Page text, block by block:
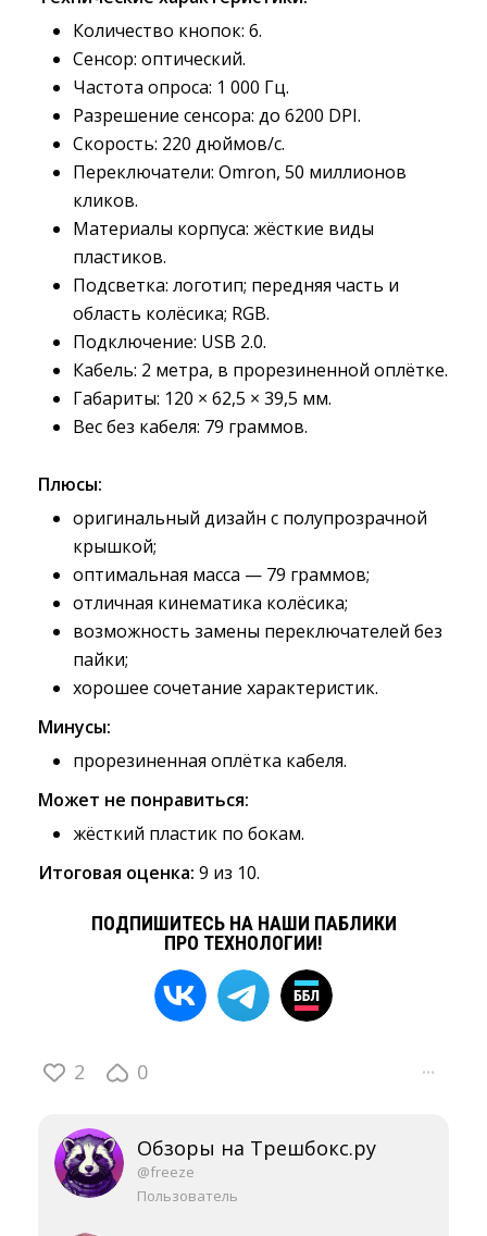
Количество кнопок: 6.
Сенсор: оптический.
Частота опроса: 1 000 Гц.
Разрешение сенсора: до 6200 DPI.
Скорость: 220 дюймов/с.
Переключатели: Omron, 50 миллионов
кликов.
Материалы корпуса: жёсткие виды
пластиков.
Подсветка: логотип; передняя часть и
область колёсика; RGB.
Подключение: USB 2.0.
Кабель: 2 метра, в прорезиненной оплётке.
Габариты: 120 × 62,5 × 39,5 мм.
Вес без кабеля: 79 граммов.
Плюсы:
оригинальный дизайн с полупрозрачной
крышкой;
оптимальная масса — 79 граммов;
отличная кинематика колёсика;
возможность замены переключателей без
пайки;
хорошее сочетание характеристик.
Минусы:
прорезиненная оплётка кабеля.
Может не понравиться:
жёсткий пластик по бокам.
Итоговая оценка: 9 из 10.
ПОДПИШИТЕСЬ НА НАШИ ПАБЛИКИ
ПРО ТЕХНОЛОГИИ!
2 0 ···
Обзоры на Трешбокс.ру
@freeze
Пользователь